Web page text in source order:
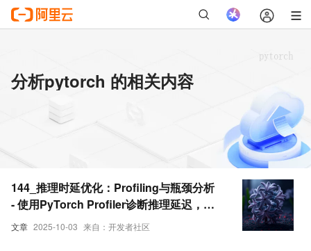
分析pytorch 的相关内容
文章 2025-10-03 来自：开发者社区
144_推理时延优化：Profiling与瓶颈分析
- 使用PyTorch Profiler诊断推理延迟，优
化矩阵运算的独特瓶颈